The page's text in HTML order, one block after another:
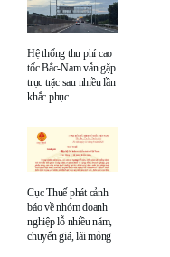
Hệ thống thu phí cao
tốc Bắc-Nam vẫn gặp
trục trặc sau nhiều lần
khắc phục
Cục Thuế phát cảnh
báo về nhóm doanh
nghiệp lỗ nhiều năm,
chuyển giá, lãi mỏng